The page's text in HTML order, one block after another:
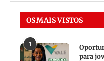
OS MAIS VISTOS
1
para